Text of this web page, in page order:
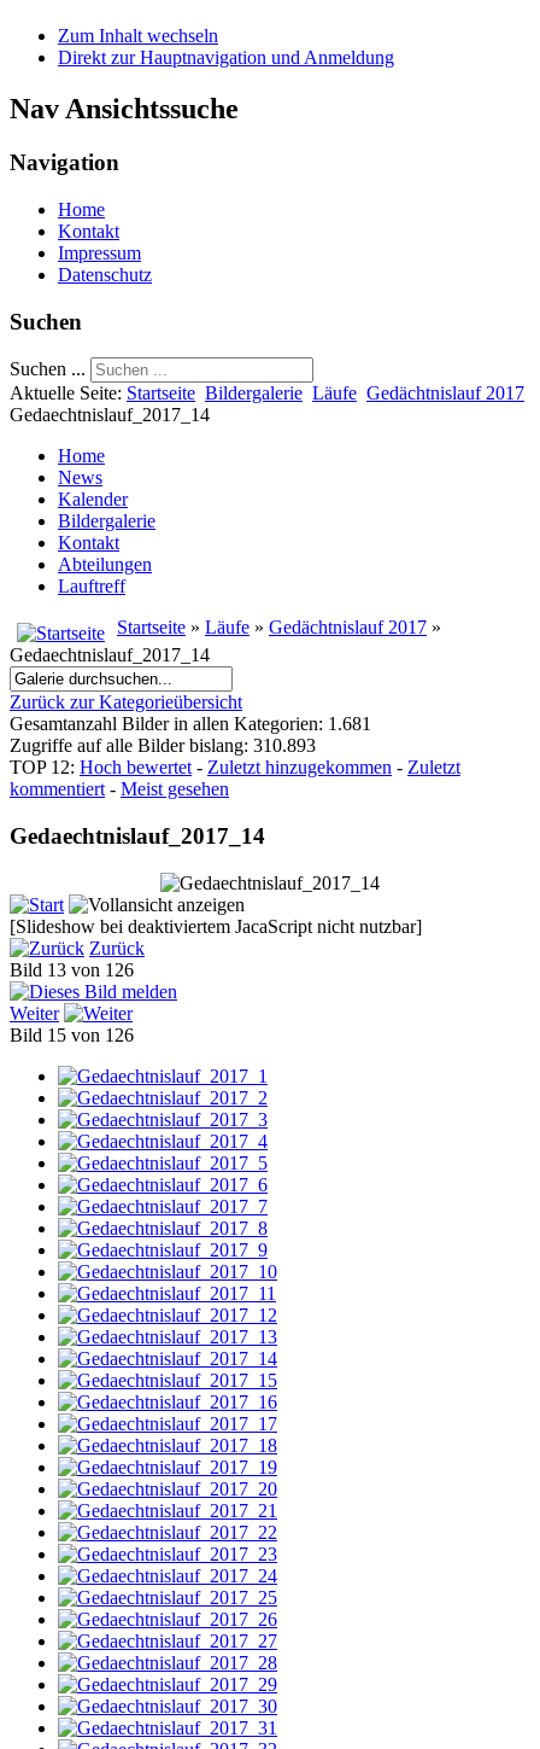
Zum Inhalt wechseln
Direkt zur Hauptnavigation und Anmeldung
Nav Ansichtssuche
Navigation
Home
Kontakt
Impressum
Datenschutz
Suchen
Suchen ...
Aktuelle Seite: Startseite Bildergalerie Läufe Gedächtnislauf 2017
Gedaechtnislauf_2017_14
Home
News
Kalender
Bildergalerie
Kontakt
Abteilungen
Lauftreff
Startseite » Läufe » Gedächtnislauf 2017 »
Gedaechtnislauf_2017_14
Zurück zur Kategorieübersicht
Gesamtanzahl Bilder in allen Kategorien: 1.681
Zugriffe auf alle Bilder bislang: 310.893
TOP 12: Hoch bewertet- Zuletzt hinzugekommen - Zuletzt
kommentiert- Meist gesehen
Gedaechtnislauf_2017_14
[Slideshow bei deaktiviertem JacaScript nicht nutzbar]
Zurück
Bild 13 von 126
Weiter
Bild 15 von 126